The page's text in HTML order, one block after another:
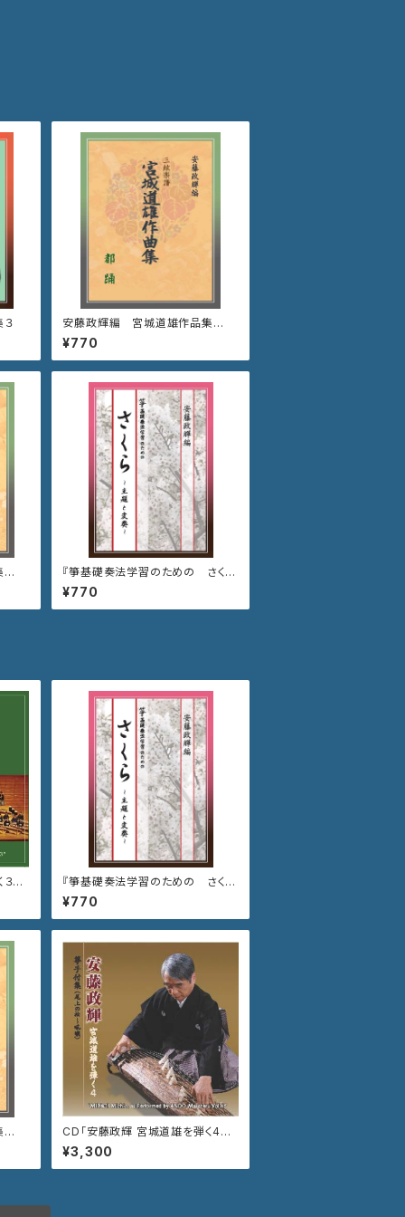
安藤政輝編 宮城道雄作品集
《都 踊》三絃パート譜
¥770
『箏基礎奏法学習のための さくら
～主題と変奏～』
¥770
３
7
『箏基礎奏法学習のための さくら
～主題と変奏～』
¥770
CD「安藤政輝 宮城道雄を弾く4
箏手付集 尾上の松〜吼噦」VZC
G-788
¥3,300